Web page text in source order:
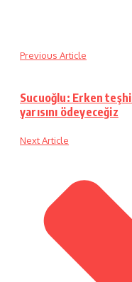
Previous Article
Sucuoğlu: Erken
yarısını ödeyeceğiz
Next Article